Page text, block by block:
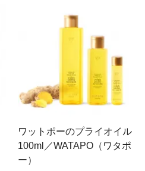
ワットポーのプライオイル
100ml／WATAPO（ワタポ
ー）